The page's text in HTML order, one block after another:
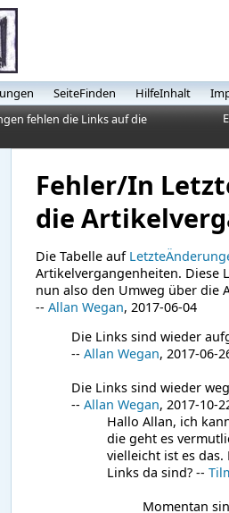
SeiteFinden HilfeInhalt
fehlen die Links auf die
Fehler/In
die
Die Tabelle auf
Artikelvergangenheiten. Diese
nun also den Umweg über die
-- Allan Wegan, 2017-06-04
Die Links sind wieder
-- Allan Wegan, 2017-06-
Die Links sind wieder
-- Allan Wegan, 2017-10-
Hallo Allan, ich
die geht es
vielleicht ist es
Links da sind? --
Momentan